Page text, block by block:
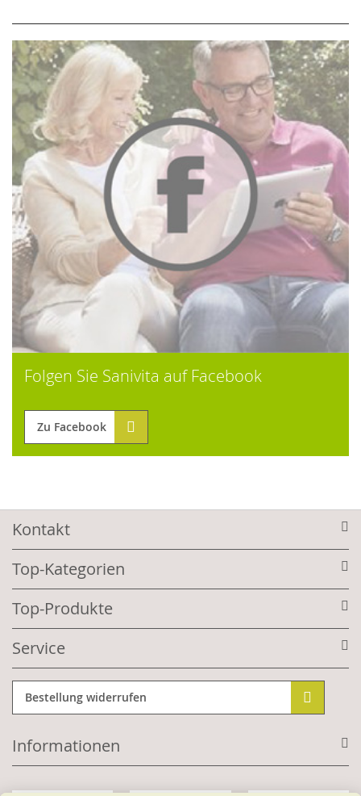
Folgen Sie Sanivita auf Facebook
Zu Facebook
Kontakt
Top-Kategorien
Top-Produkte
Service
Bestellung widerrufen
Informationen